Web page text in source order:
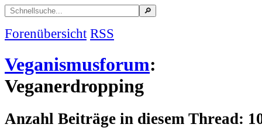
Forenübersicht RSS
Veganismusforum:
Veganerdropping
Anzahl Beiträge in diesem Thread: